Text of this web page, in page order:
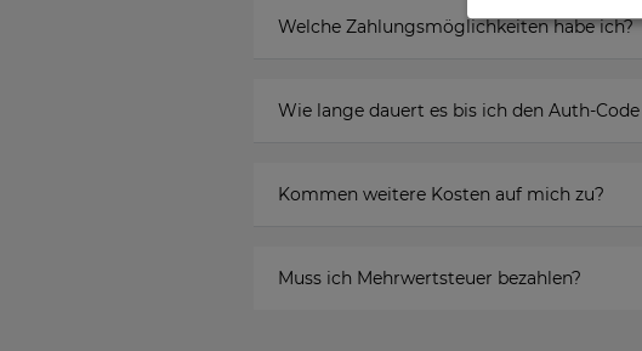
Welche Zahlungsmöglichkeiten habe ich?
Wie lange dauert es bis ich den Auth-
Kommen weitere Kosten auf mich zu?
Muss ich Mehrwertsteuer bezahlen?